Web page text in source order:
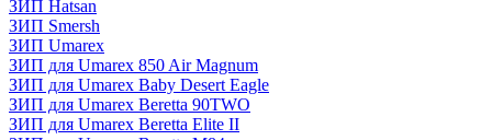
ЗИП Hatsan
ЗИП Smersh
ЗИП Umarex
ЗИП для Umarex 850 Air Magnum
ЗИП для Umarex Baby Desert Eagle
ЗИП для Umarex Beretta 90TWO
ЗИП для Umarex Beretta Elite II